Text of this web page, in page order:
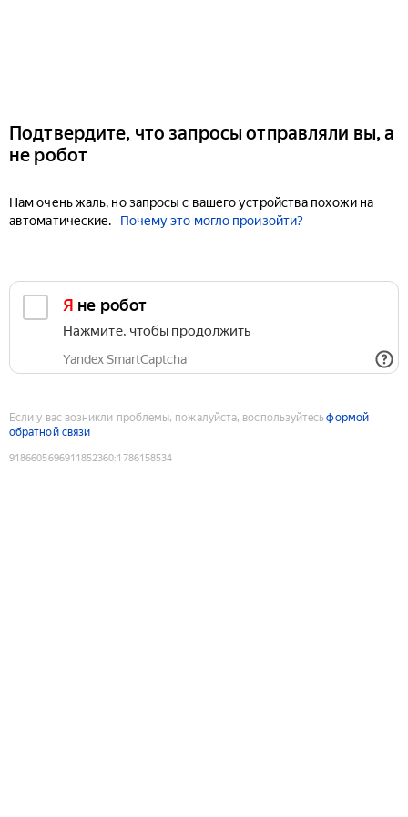
Подтвердите, что запросы отправляли вы, а
не робот
Нам очень жаль, но запросы с вашего устройства похожи на
автоматические.
Почему это могло произойти?
Я не робот
Нажмите, чтобы продолжить
Yandex SmartCaptcha
Если у вас возникли проблемы, пожалуйста, воспользуйтесьформой
обратной связи
9186605696911852360:1786158534